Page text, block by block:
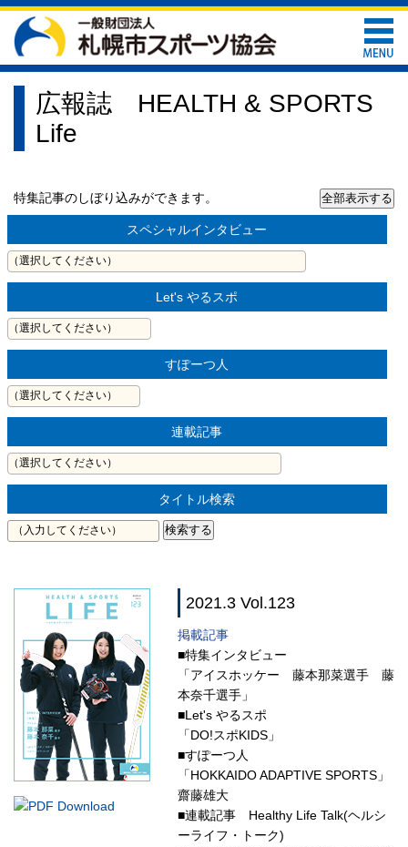
広報誌 HEALTH & SPORTS
Life
特集記事のしぼり込みができます。
スペシャルインタビュー
Let's やるスポ
すぽーつ人
連載記事
タイトル検索
2021.3 Vol.123
掲載記事
■特集インタビュー
「アイスホッケー 藤本那菜選手 藤
本奈千選手」
■Let's やるスポ
「DO!スポKIDS」
■すぽーつ人
「HOKKAIDO ADAPTIVE SPORTS」
齋藤雄大
■連載記事 Healthy Life Talk(ヘルシ
ーライフ・トーク)